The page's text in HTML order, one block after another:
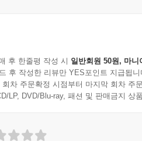
었던지 북으로 갔다.” 어머니는
다. 그러면서 가족 내에서 되풀이
의 이야기로 가서 멈춘다. 어떤
후 한줄평 작성 시 일반회원 50원, 마니
후 작성한 리뷰만 YES포인트 지급됩니
회차 주문확정 시점부터 마지막 회차 주
LP, DVD/Blu-ray, 패션 및 판매금지 상